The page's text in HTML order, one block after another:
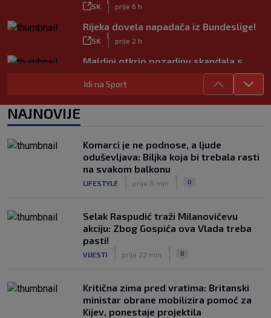
SK prije 6 h
Rijeka dovela napadača iz Bundeslige!
SK prije 2 h
Maldini otkrio pozadinu skandala s
Pirlom: ‘Povjerenje više ne postoji’
SK
|
prije 2 h
Mourinho naljutio naše susjede
Osijek se preporodio, Špehar poručuje:
‘Mogu se nadati Europi’
SK prije 3 h
Idi na Sport
NAJNOVIJE
Komarci je ne podnose, a ljude
oduševljava: Biljka koja bi trebala rasti
na svakom balkonu
LIFESTYLE prije 8 min 0
Selak Raspudić traži Milanovićevu
akciju: Zbog Gospića ova Vlada treba
pasti!
VIJESTI prije 22 min 0
Kritična zima pred vratima: Britanski
ministar obrane mobilizira pomoć za
Kijev, ponestaje projektila